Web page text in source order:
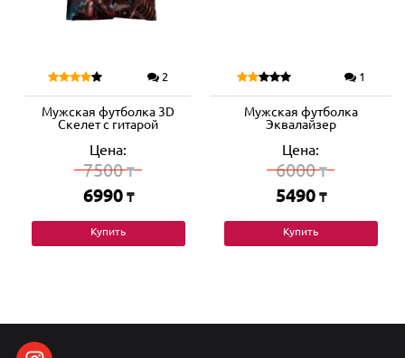
2
Мужская футболка 3D
Скелет с гитарой
Цена:
7500₸
6990 ₸
Купить
1
Мужская футболка
Эквалайзер
Цена:
6000₸
5490 ₸
Купить